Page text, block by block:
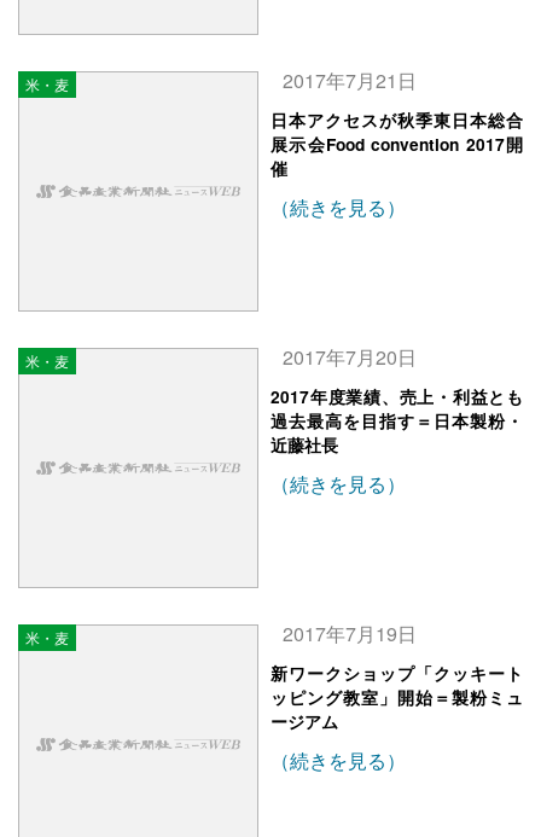
米・麦 2017年7月21日
日本アクセスが秋季東日本総合
展示会Food convention 2017開
催
（続きを見る）
米・麦 2017年7月20日
2017年度業績、売上・利益とも
過去最高を目指す＝日本製粉・
近藤社長
（続きを見る）
米・麦 2017年7月19日
新ワークショップ「クッキート
ッピング教室」開始＝製粉ミュ
ージアム
（続きを見る）